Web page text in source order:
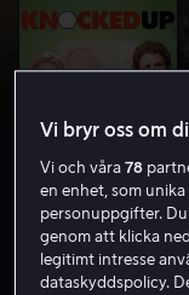
På smällen
Vi bryr oss om
Vi och våra78
en enhet, som
personuppgifter. Du
genom att klicka
legitimt intresse
dataskyddspolicy.